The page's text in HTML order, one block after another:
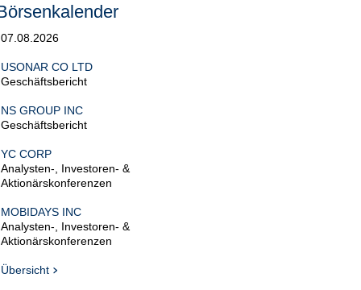
07.08.2026
USONAR CO LTD
Geschäftsbericht
NS GROUP INC
Geschäftsbericht
YC CORP
Analysten-, Investoren- &
Aktionärskonferenzen
MOBIDAYS INC
Analysten-, Investoren- &
Aktionärskonferenzen
Übersicht